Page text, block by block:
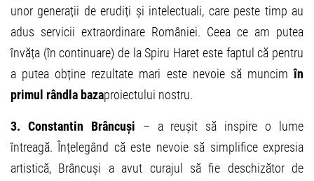
unor generații de erudiți și intelectuali, care peste timp au
adus servicii extraordinare României. Ceea ce am putea
învăța (în continuare) de la Spiru Haret este faptul că pentru
a putea obține rezultate mari este nevoie să muncimîn
primul rând la bazaproiectului nostru.
3. Constantin Brâncuși – a reușit să inspire o lume
întreagă. Înțelegând că este nevoie să simplifice expresia
artistică, Brâncuși a avut curajul să fie deschizător de